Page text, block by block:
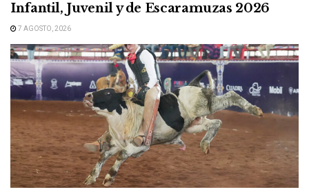
Infantil, Juvenil y de Escaramuzas 2026
7 AGOSTO, 2026